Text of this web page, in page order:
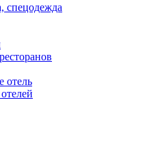
спецодежда
отель